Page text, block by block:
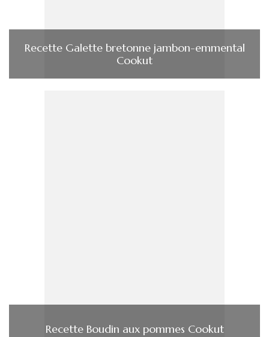
Recette Galette bretonne jambon-emmental
Cookut
Recette Boudin aux pommes Cookut